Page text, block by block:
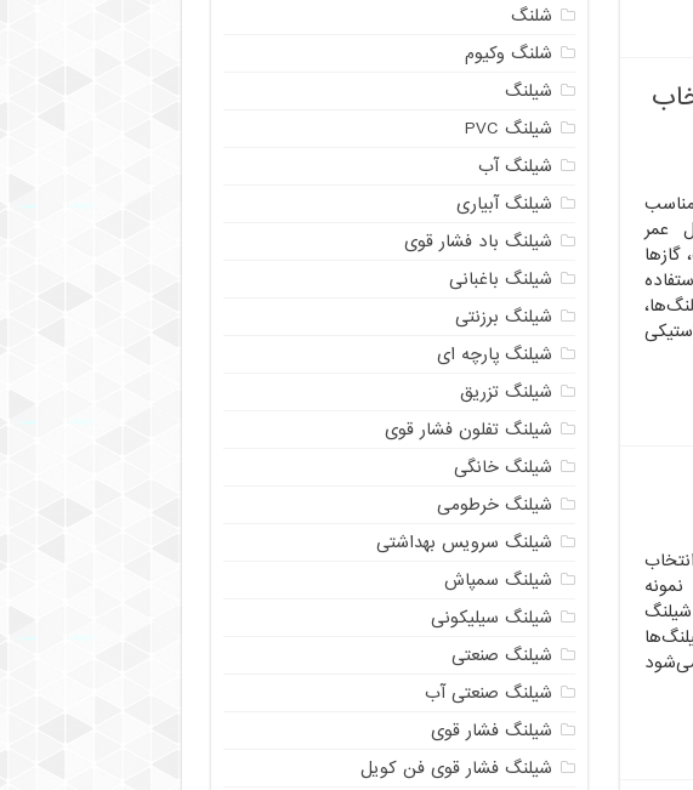
عمر
گازها
شیلنگ
شلنگ
شلنگ وکیوم
شیلنگ
شیلنگ PVC
شیلنگ آب
شیلنگ آبیاری
شیلنگ باد فشار قوی
شیلنگ باغبانی
شیلنگ برزنتی
شیلنگ پارچه‌ ای
شیلنگ تزریق
شیلنگ تفلون فشار قوی
شیلنگ خانگی
شیلنگ خرطومی
شیلنگ سرویس بهداشتی
شیلنگ سمپاش
شیلنگ سیلیکونی
شیلنگ صنعتی
شیلنگ صنعتی آب
شیلنگ فشار قوی
شیلنگ فشار قوی فن کویل